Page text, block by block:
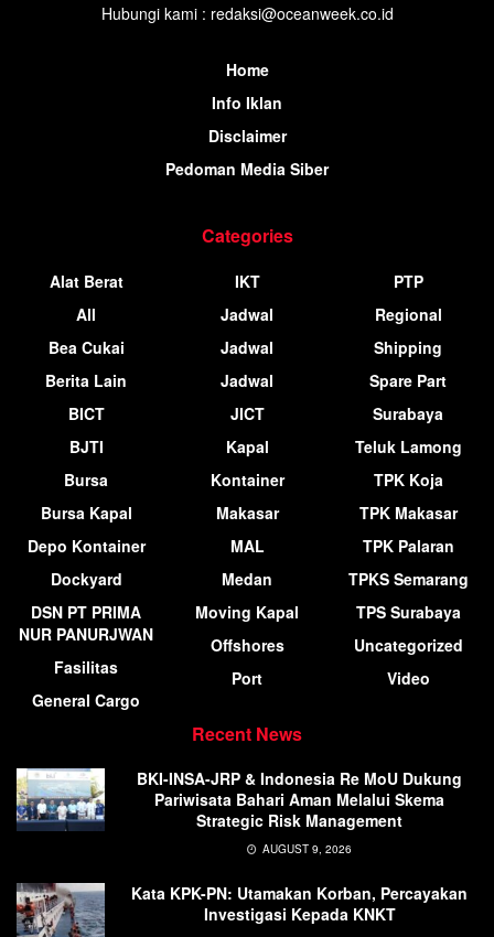
Hubungi kami : redaksi@oceanweek.co.id
Home
Info Iklan
Disclaimer
Pedoman Media Siber
Categories
Alat Berat
All
Bea Cukai
Berita Lain
BICT
BJTI
Bursa
Bursa Kapal
Depo Kontainer
Dockyard
DSN PT PRIMA
NUR PANURJWAN
Fasilitas
General Cargo
IKT
Jadwal
Jadwal
Jadwal
JICT
Kapal
Kontainer
Makasar
MAL
Medan
Moving Kapal
Offshores
Port
PTP
Regional
Shipping
Spare Part
Surabaya
Teluk Lamong
TPK Koja
TPK Makasar
TPK Palaran
TPKS Semarang
TPS Surabaya
Uncategorized
Video
Recent News
BKI-INSA-JRP & Indonesia Re MoU Dukung
Pariwisata Bahari Aman Melalui Skema
Strategic Risk Management
AUGUST 9, 2026
Kata KPK-PN: Utamakan Korban, Percayakan
Investigasi Kepada KNKT